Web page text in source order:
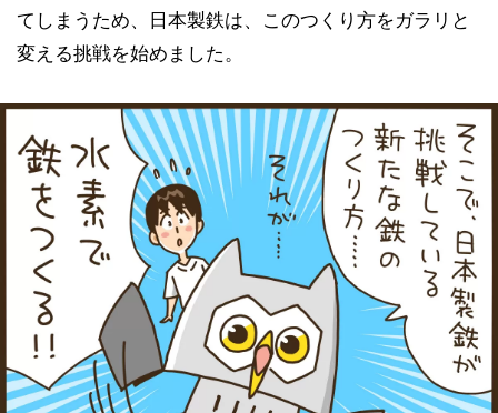
てしまうため、日本製鉄は、このつくり方をガラリと
変える挑戦を始めました。